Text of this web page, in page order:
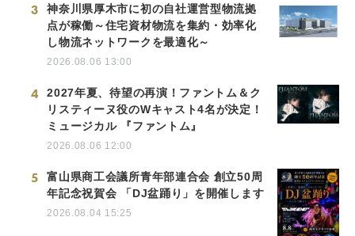
3
神奈川県厚木市に初の自社運営型物流拠
点が稼働～住宅資材物流を集約・効率化
し物流ネットワークを最適化～
2026.08.06 13:00
4
2027年夏、待望の再演！ファントム＆ク
リスティーヌ役のWキャスト4名が決定！
ミュージカル 『ファントム』
2026.08.06 12:00
5
富山県商工会議所青年部連合会 創立50周
年記念祝賀会 「DJ盆踊り」を開催します
2026.08.04 15:25